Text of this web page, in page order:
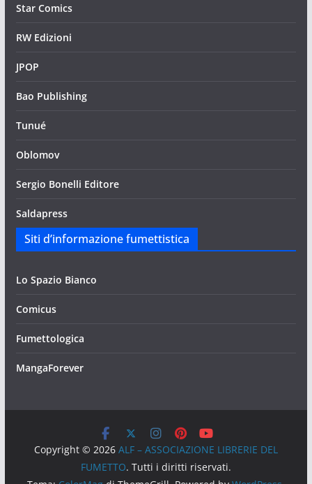
Star Comics
RW Edizioni
JPOP
Bao Publishing
Tunué
Oblomov
Sergio Bonelli Editore
Saldapress
Siti d’informazione fumettistica
Lo Spazio Bianco
Comicus
Fumettologica
MangaForever
Copyright © 2026 ALF – ASSOCIAZIONE LIBRERIE DEL
FUMETTO. Tutti i diritti riservati.